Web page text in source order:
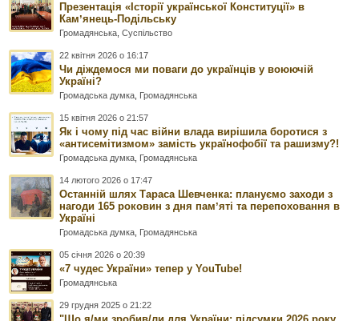
Презентація «Історії української Конституції» в
Камʼянець-Подільську
Громадянська ,Суспільство
22 квітня 2026 о 16:17
Чи діждемося ми поваги до українців у воюючій
Україні?
Громадська думка Громадянська
15 квітня 2026 о 21:57
Як і чому під час війни влада вирішила боротися з
«антисемітизмом» замість українофобії та рашизму?!
Громадська думка Громадянська
14 лютого 2026 о 17:47
Останній шлях Тараса Шевченка: плануємо заходи з
нагоди 165 роковин з дня памʼяті та перепоховання в
Україні
Громадська думка Громадянська
05 січня 2026 о 20:39
«7 чудес України» тепер у YouTube!
Громадянська
29 грудня 2025 о 21:22